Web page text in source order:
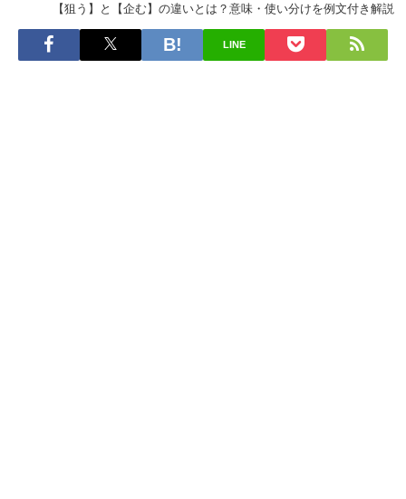
【狙う】と【企む】の違いとは？意味・使い分けを例文付き解説
LINE